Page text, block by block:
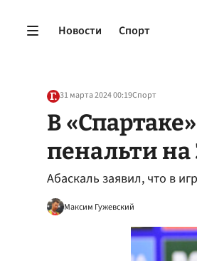
Новости Спорт
31 марта 2024 00:19Спорт
В
пенальти на
Абаскаль заявил, что в
Максим Гужевский